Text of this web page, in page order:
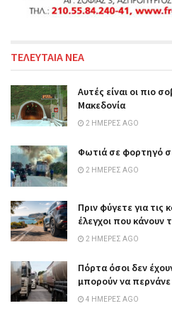
ΤΕΛΕΥΤΑΙΑ ΝΕΑ
Αυτές είναι οι πιο
Μακεδονία
2 ΗΜΈΡΕΣ AGO
Φωτιά σε φορτηγό
2 ΗΜΈΡΕΣ AGO
Πριν φύγετε για τις
έλεγχοι που κάνουν
2 ΗΜΈΡΕΣ AGO
Πόρτα όσοι δεν
μπορούν να περνάνε
4 ΗΜΈΡΕΣ AGO